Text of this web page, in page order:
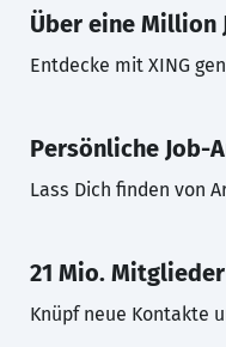
Über eine Million
Entdecke mit XING
Persönliche Job-
Lass Dich finden von
21 Mio. Mitglieder
Knüpf neue Kontakte